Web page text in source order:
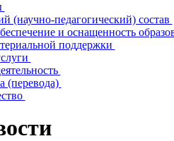
(научно-педагогический) состав
и оснащенность
поддержки
(перевода)